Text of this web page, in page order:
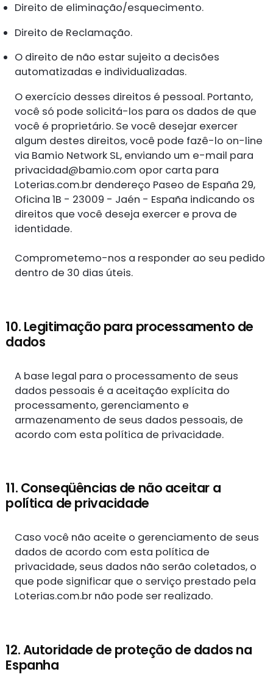
Direito de eliminação/esquecimento.
Direito de Reclamação.
O direito de não estar sujeito a decisões
automatizadas e individualizadas.
O exercício desses direitos é pessoal. Portanto,
você só pode solicitá-los para os dados de que
você é proprietário. Se você desejar exercer
algum destes direitos, você pode fazê-lo on-line
via Bamio Network SL, enviando um e-mail para
privacidad@bamio.com opor carta para
Loterias.com.br dendereço Paseo de España 29,
Oficina 1B - 23009 - Jaén - España indicando os
direitos que você deseja exercer e prova de
identidade.
Comprometemo-nos a responder ao seu pedido
dentro de 30 dias úteis.
10. Legitimação para processamento de
dados
A base legal para o processamento de seus
dados pessoais é a aceitação explícita do
processamento, gerenciamento e
armazenamento de seus dados pessoais, de
acordo com esta política de privacidade.
11. Conseqüências de não aceitar a
política de privacidade
Caso você não aceite o gerenciamento de seus
dados de acordo com esta política de
privacidade, seus dados não serão coletados, o
que pode significar que o serviço prestado pela
Loterias.com.br não pode ser realizado.
12. Autoridade de proteção de dados na
Espanha